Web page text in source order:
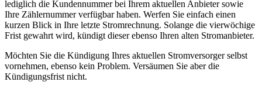
lediglich die Kundennummer bei Ihrem aktuellen Anbieter sowie
Ihre Zählernummer verfügbar haben. Werfen Sie einfach einen
kurzen Blick in Ihre letzte Stromrechnung. Solange die vierwöchige
Frist gewahrt wird, kündigt dieser ebenso Ihren alten Stromanbieter.
Möchten Sie die Kündigung Ihres aktuellen Stromversorger selbst
vornehmen, ebenso kein Problem. Versäumen Sie aber die
Kündigungsfrist nicht.